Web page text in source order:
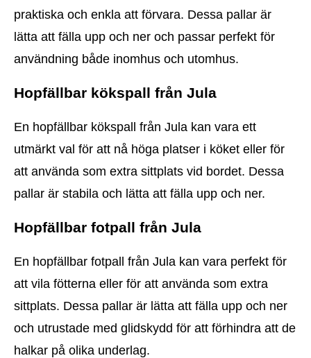
praktiska och enkla att förvara. Dessa pallar är
lätta att fälla upp och ner och passar perfekt för
användning både inomhus och utomhus.
Hopfällbar kökspall från Jula
En hopfällbar kökspall från Jula kan vara ett
utmärkt val för att nå höga platser i köket eller för
att använda som extra sittplats vid bordet. Dessa
pallar är stabila och lätta att fälla upp och ner.
Hopfällbar fotpall från Jula
En hopfällbar fotpall från Jula kan vara perfekt för
att vila fötterna eller för att använda som extra
sittplats. Dessa pallar är lätta att fälla upp och ner
och utrustade med glidskydd för att förhindra att de
halkar på olika underlag.